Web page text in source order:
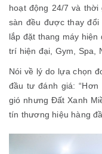
hoạt động 24/7 và
sàn đều được thay đổi
lắp đặt thang máy
trí hiện đại, Gym, Spa,
Nói về lý do lựa chọn
đầu tư đánh giá:
gió nhưng Đất Xanh
tín thương hiệu hàng